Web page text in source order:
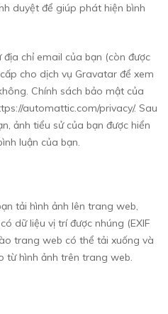
duyệt để giúp phát hiện bình
chỉ email của bạn (còn được
cho dịch vụ Gravatar để xem
Chính sách bảo mật của
automattic.com/privacy/. Sau
ảnh tiểu sử của bạn được hiển
luận của bạn.
tải hình ảnh lên trang web,
dữ liệu vị trí được nhúng (EXIF
trang web có thể tải xuống và
từ hình ảnh trên trang web.